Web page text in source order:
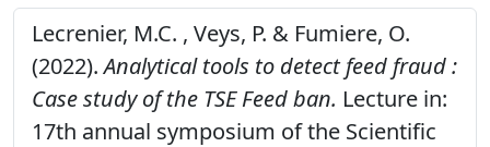
Lecrenier, M.C. , Veys, P. & Fumiere, O.
(2022).Analytical tools to detect feed fraud :
Case study of the TSE Feed ban. Lecture in:
17th annual symposium of the Scientific